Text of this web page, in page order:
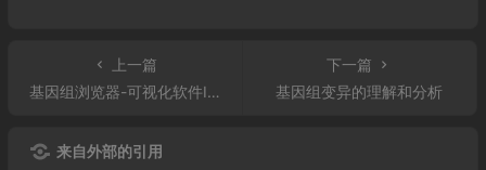
上一篇
基因组浏览器-可视化软件Integrative Genomic Viewer(IGV)
下一篇
基因组变异的理解和分析
来自外部的引用